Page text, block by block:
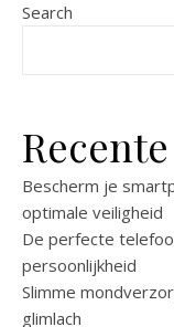
Search
Bescherm je
optimale veiligheid
De perfecte
persoonlijkheid
Slimme
glimlach